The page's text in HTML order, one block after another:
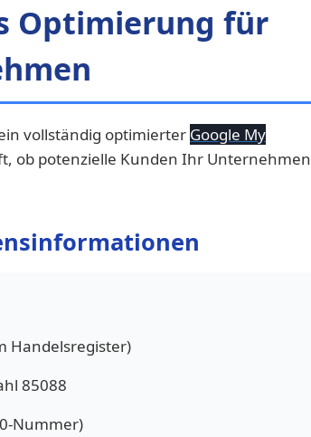
Optimierung für
vollständig optimierter Google My
ob potenzielle Kunden Ihr Unternehmen
Handelsregister)
85088
Nummer)